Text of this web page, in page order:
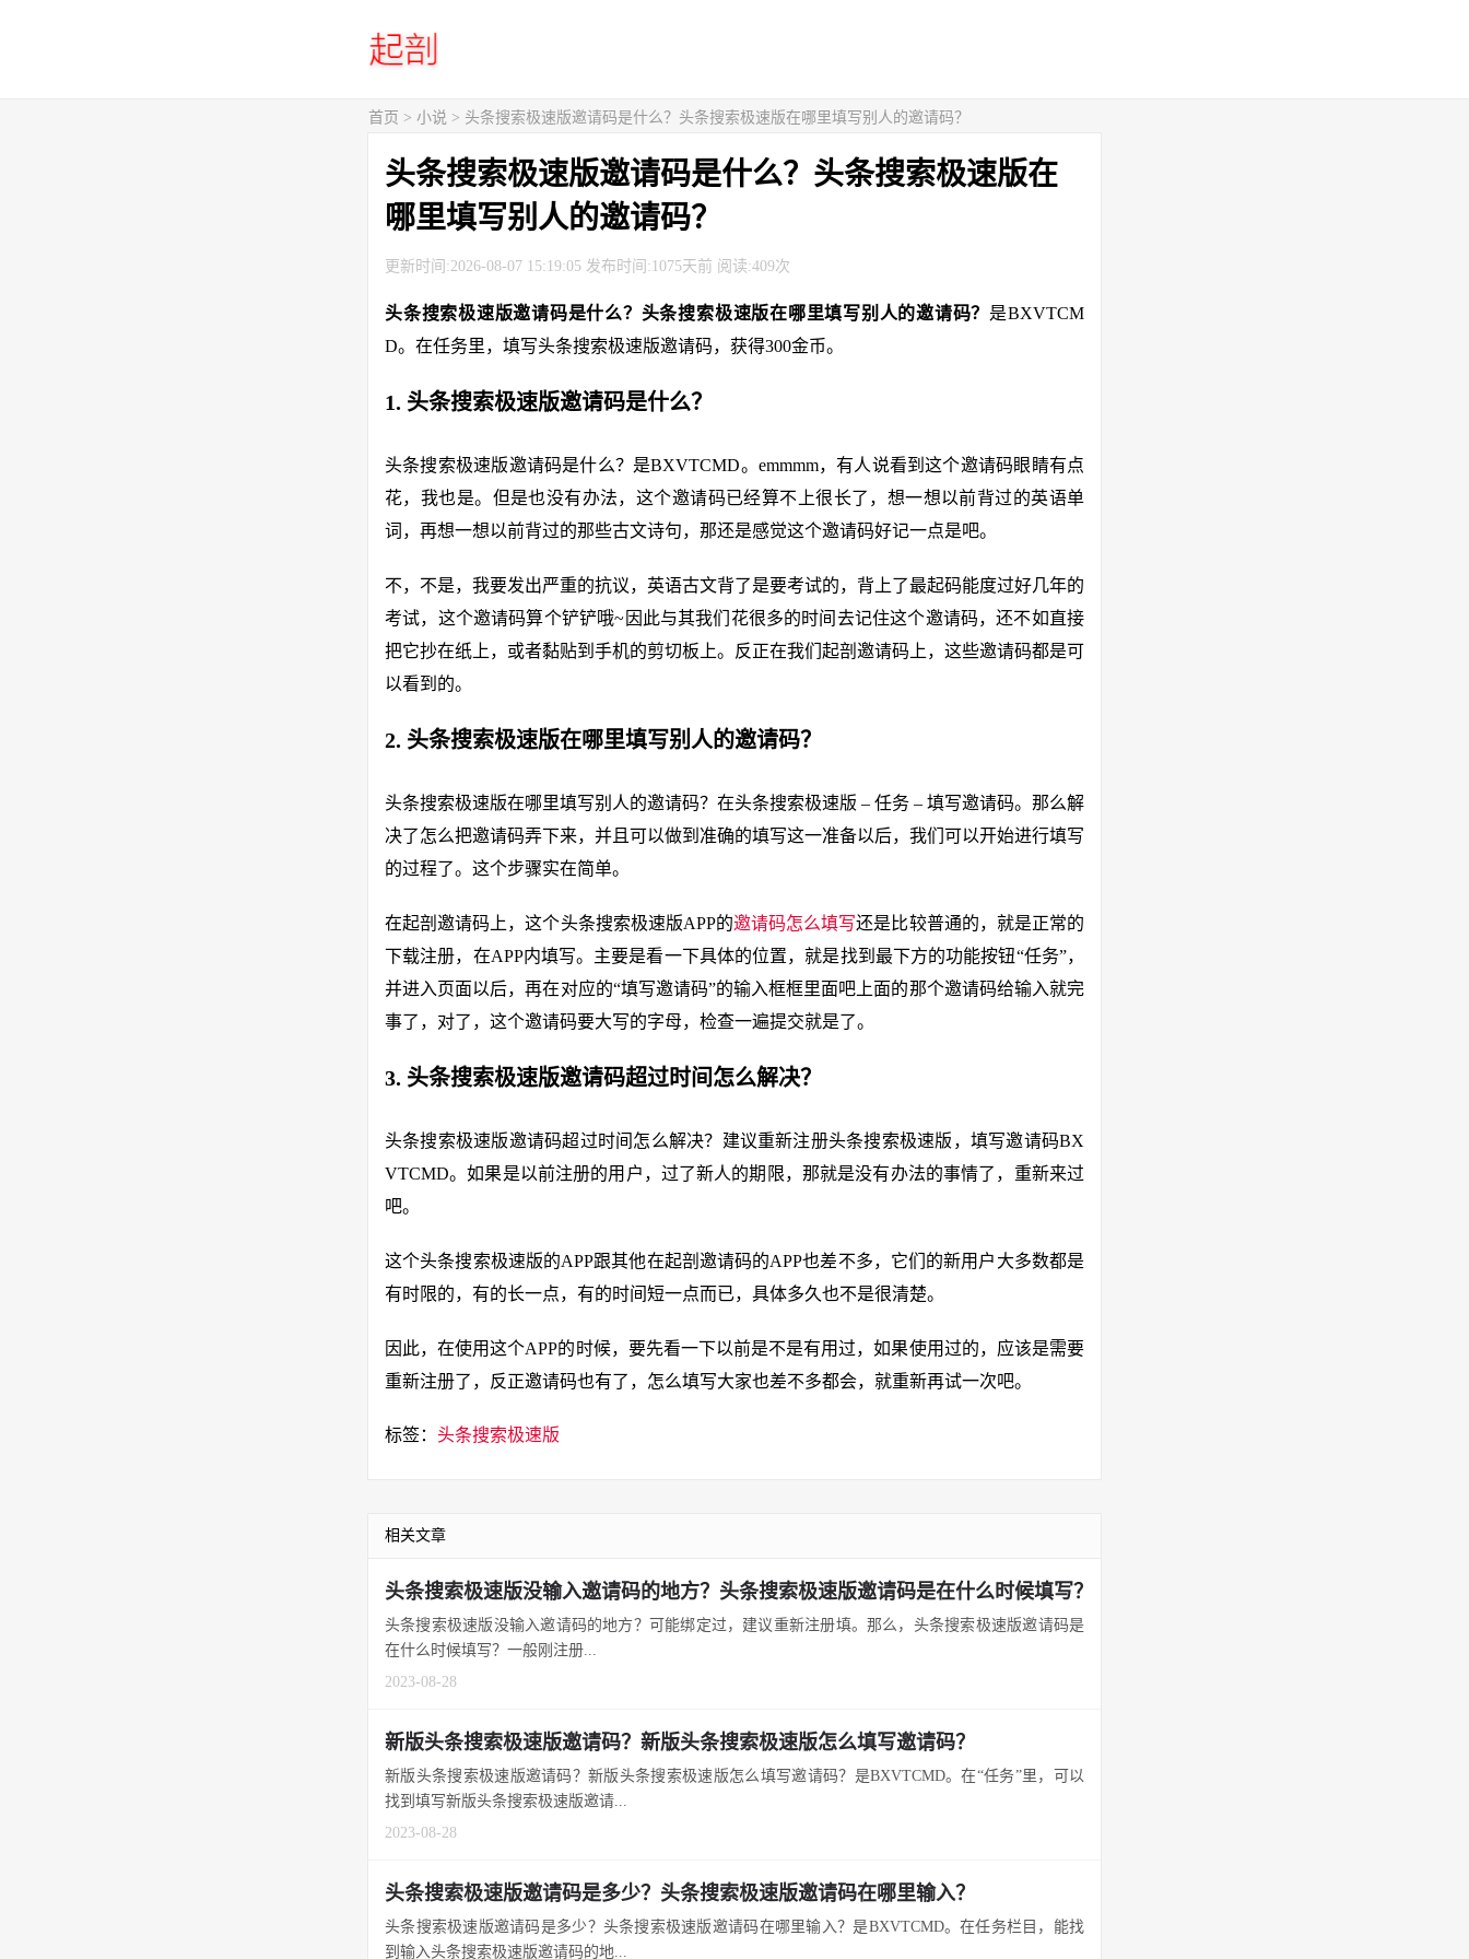
首页 > 小说 > 头条搜索极速版邀请码是什么？头条搜索极速版在哪里填写别人的邀请码？
头条搜索极速版邀请码是什么？头条搜索极速版在
哪里填写别人的邀请码？
更新时间:2026-08-07 15:19:05 发布时间:1075天前 阅读:409次
头条搜索极速版邀请码是什么？头条搜索极速版在哪里填写别人的邀请码？ 是BXVTCM
D。在任务里，填写头条搜索极速版邀请码，获得300金币。
1. 头条搜索极速版邀请码是什么？
头条搜索极速版邀请码是什么？是BXVTCMD。emmmm，有人说看到这个邀请码眼睛有点
花，我也是。但是也没有办法，这个邀请码已经算不上很长了，想一想以前背过的英语单
词，再想一想以前背过的那些古文诗句，那还是感觉这个邀请码好记一点是吧。
不，不是，我要发出严重的抗议，英语古文背了是要考试的，背上了最起码能度过好几年的
考试，这个邀请码算个铲铲哦~因此与其我们花很多的时间去记住这个邀请码，还不如直接
把它抄在纸上，或者黏贴到手机的剪切板上。反正在我们起剖邀请码上，这些邀请码都是可
以看到的。
2. 头条搜索极速版在哪里填写别人的邀请码？
头条搜索极速版在哪里填写别人的邀请码？在头条搜索极速版 – 任务 – 填写邀请码。那么解
决了怎么把邀请码弄下来，并且可以做到准确的填写这一准备以后，我们可以开始进行填写
的过程了。这个步骤实在简单。
在起剖邀请码上，这个头条搜索极速版APP的邀请码怎么填写还是比较普通的，就是正常的
下载注册，在APP内填写。主要是看一下具体的位置，就是找到最下方的功能按钮“任务”，
并进入页面以后，再在对应的“填写邀请码”的输入框框里面吧上面的那个邀请码给输入就完
事了，对了，这个邀请码要大写的字母，检查一遍提交就是了。
3. 头条搜索极速版邀请码超过时间怎么解决？
头条搜索极速版邀请码超过时间怎么解决？建议重新注册头条搜索极速版，填写邀请码BX
VTCMD。如果是以前注册的用户，过了新人的期限，那就是没有办法的事情了，重新来过
吧。
这个头条搜索极速版的APP跟其他在起剖邀请码的APP也差不多，它们的新用户大多数都是
有时限的，有的长一点，有的时间短一点而已，具体多久也不是很清楚。
因此，在使用这个APP的时候，要先看一下以前是不是有用过，如果使用过的，应该是需要
重新注册了，反正邀请码也有了，怎么填写大家也差不多都会，就重新再试一次吧。
标签： 头条搜索极速版
相关文章
头条搜索极速版没输入邀请码的地方？头条搜索极速版邀请码是在什么时候填写？
头条搜索极速版没输入邀请码的地方？可能绑定过，建议重新注册填。那么，头条搜索极速版邀请码是
在什么时候填写？一般刚注册...
2023-08-28
新版头条搜索极速版邀请码？新版头条搜索极速版怎么填写邀请码？
新版头条搜索极速版邀请码？新版头条搜索极速版怎么填写邀请码？是BXVTCMD。在“任务”里，可以
找到填写新版头条搜索极速版邀请...
2023-08-28
头条搜索极速版邀请码是多少？头条搜索极速版邀请码在哪里输入？
头条搜索极速版邀请码是多少？头条搜索极速版邀请码在哪里输入？是BXVTCMD。在任务栏目，能找
到输入头条搜索极速版邀请码的地...